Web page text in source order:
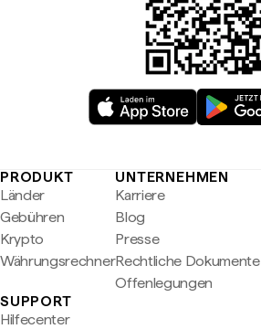
PRODUKT
Länder
Gebühren
Krypto
Währungsrechner
UNTERNEHMEN
Karriere
Blog
Presse
Rechtliche Dokumente
Offenlegungen
SUPPORT
Hilfecenter